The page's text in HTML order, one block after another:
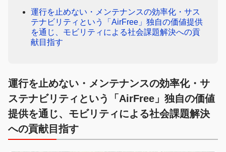
運行を止めない・メンテナンスの効率化・サス
テナビリティという「AirFree」独自の価値提供
を通じ、モビリティによる社会課題解決への貢
献目指す
運行を止めない・メンテナンスの効率化・サ
ステナビリティという「AirFree」独自の価値
提供を通じ、モビリティによる社会課題解決
への貢献目指す